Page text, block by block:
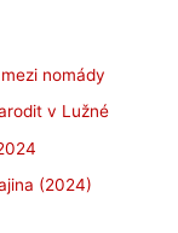
nomády
v Lužné
(2024)